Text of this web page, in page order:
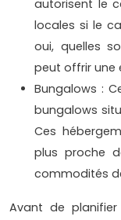
autorisent le
locales si le
oui, quelles
peut offrir une
Bungalows :
bungalows
Ces
plus proche
commodités
Avant de